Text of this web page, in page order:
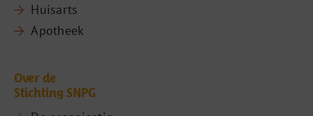
Huisarts
Apotheek
Over de
Stichting SNPG